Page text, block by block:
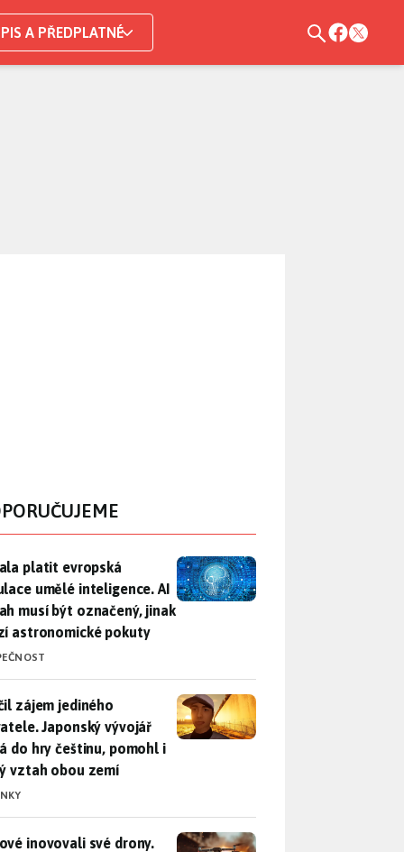
A PŘEDPLATNÉ
platit evropská regulace umělé inteligence. AI obsah
platit evropská
umělé inteligence. AI
musí být označený, jinak
astronomické pokuty
zájem jediného uživatele. Japonský vývojář přidá do hry
zájem jediného
Japonský vývojář
do hry češtinu, pomohl i
vztah obou zemí
inovovali své drony. Expert našel chytrý způsob, jak se
inovovali své drony.